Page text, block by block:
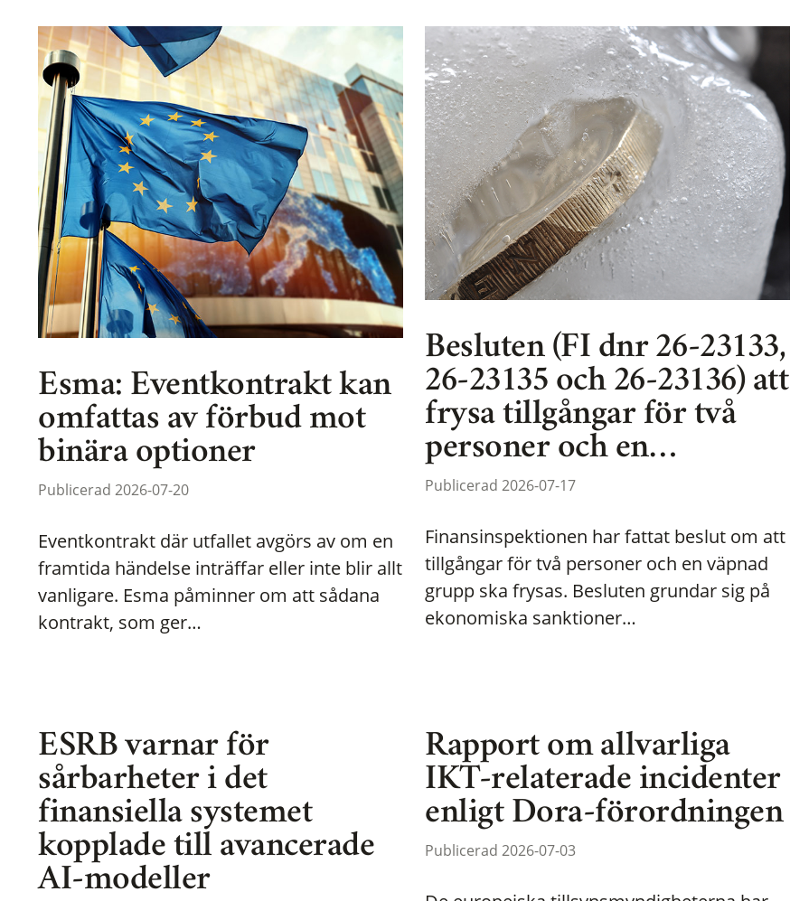
Esma: Eventkontrakt kan
omfattas av förbud mot
binära optioner
Publicerad 2026-07-20
Eventkontrakt där utfallet avgörs av om en
framtida händelse inträffar eller inte blir allt
vanligare. Esma påminner om att sådana
kontrakt, som ger…
Besluten (FI dnr 26-23133,
26-23135 och 26-23136) att
frysa tillgångar för två
personer och en…
Publicerad 2026-07-17
Finansinspektionen har fattat beslut om att
tillgångar för två personer och en väpnad
grupp ska frysas. Besluten grundar sig på
ekonomiska sanktioner…
ESRB varnar för
sårbarheter i det
finansiella systemet
kopplade till avancerade
AI-modeller
Rapport om allvarliga
IKT-relaterade incidenter
enligt Dora-förordningen
Publicerad 2026-07-03